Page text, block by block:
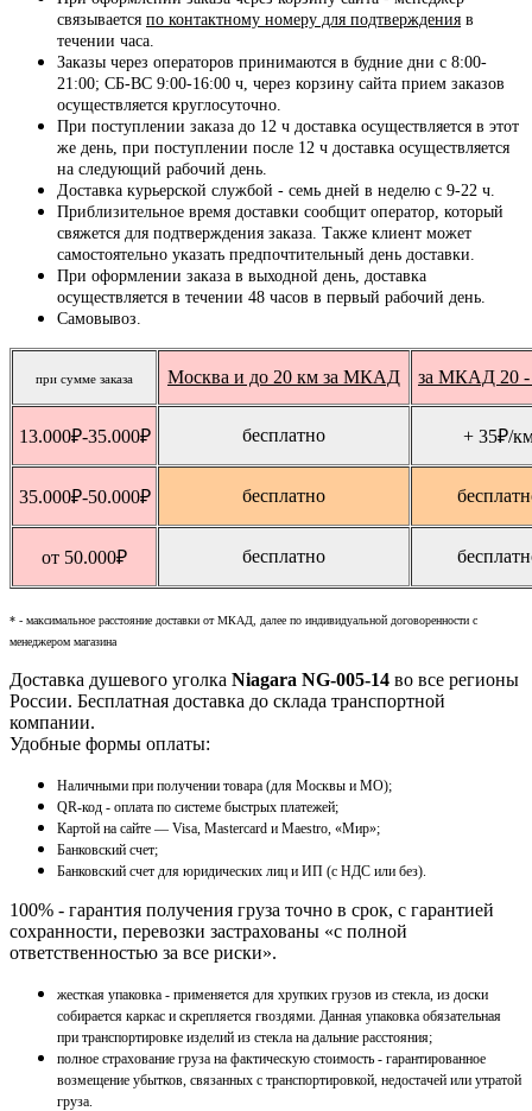
связывается по контактному номеру для подтверждения в
течении часа.
Заказы через операторов принимаются в будние дни с 8:00-
21:00; СБ-ВС 9:00-16:00 ч, через корзину сайта прием заказов
осуществляется круглосуточно.
При поступлении заказа до 12 ч доставка осуществляется в этот
же день, при поступлении после 12 ч доставка осуществляется
на следующий рабочий день.
Доставка курьерской службой - семь дней в неделю с 9-22 ч.
Приблизительное время доставки сообщит оператор, который
свяжется для подтверждения заказа. Также клиент может
самостоятельно указать предпочтительный день доставки.
При оформлении заказа в выходной день, доставка
осуществляется в течении 48 часов в первый рабочий день.
Самовывоз.
при сумме заказа Москва и до 20 км за МКАД за МКАД 20 -
13.000₽-35.000₽ бесплатно + 35₽/
35.000₽-50.000₽ бесплатно
от 50.000₽ бесплатно
* - максимальное расстояние доставки от МКАД, далее по индивидуальной договоренности с
менеджером магазина
Доставка душевого уголка Niagara NG-005-14 во все регионы
России. Бесплатная доставка до склада транспортной
компании.
Удобные формы оплаты:
Наличными при получении товара (для Москвы и МО);
QR-код - оплата по системе быстрых платежей;
Картой на сайте — Visa, Mastercard и Maestro, «Мир»;
Банковский счет;
Банковский счет для юридических лиц и ИП (с НДС или без).
100% - гарантия получения груза точно в срок, с гарантией
сохранности, перевозки застрахованы «с полной
ответственностью за все риски».
жесткая упаковка - применяется для хрупких грузов из стекла, из доски
собирается каркас и скрепляется гвоздями. Данная упаковка обязательная
при транспортировке изделий из стекла на дальние расстояния;
полное страхование груза на фактическую стоимость - гарантированное
возмещение убытков, связанных с транспортировкой, недостачей или утратой
груза.